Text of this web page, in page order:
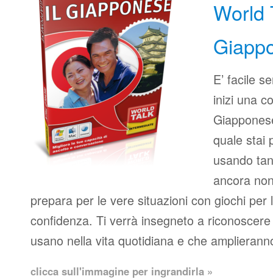
World
E’ facile
inizi una
quale stai
usando
ancora
prepara per le vere situazioni con giochi per
confidenza. Ti verrà insegneto a
usano nella vita quotidiana e che
clicca sull'immagine per ingrandirla »